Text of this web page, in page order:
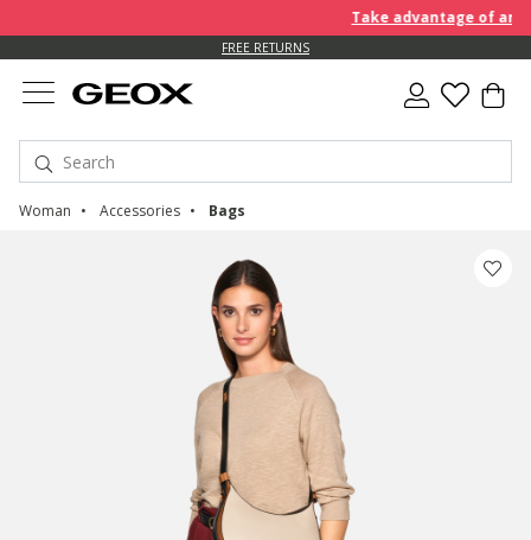
Take advantage of an
FREE RETURNS
Woman Accessories Bags